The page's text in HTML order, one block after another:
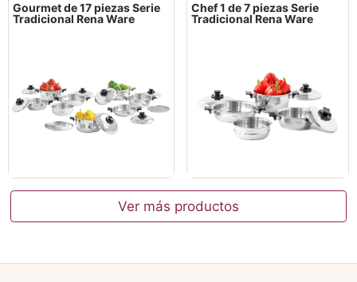
Gourmet de 17 piezas Serie
Tradicional Rena Ware
Chef 1 de 7 piezas Serie
Tradicional Rena Ware
Ver más productos